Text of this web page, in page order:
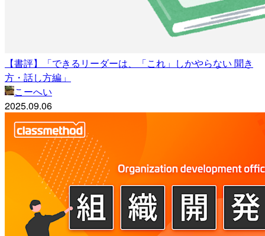
【書評】「できるリーダーは、「これ」しかやらない 聞き
方・話し方編」
こーへい
2025.09.06